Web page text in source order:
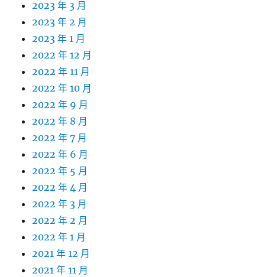
2023 年 3 月
2023 年 2 月
2023 年 1 月
2022 年 12 月
2022 年 11 月
2022 年 10 月
2022 年 9 月
2022 年 8 月
2022 年 7 月
2022 年 6 月
2022 年 5 月
2022 年 4 月
2022 年 3 月
2022 年 2 月
2022 年 1 月
2021 年 12 月
2021 年 11 月